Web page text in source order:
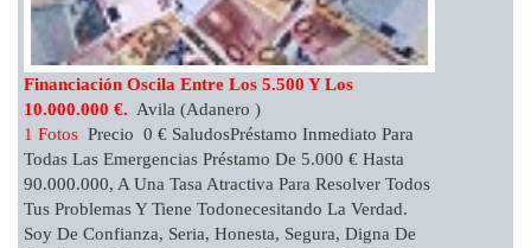
Financiación Oscila Entre Los 5.500 Y Los
10.000.000 €. Avila (Adanero )
1 Fotos Precio 0 € SaludosPréstamo Inmediato Para
Todas Las Emergencias Préstamo De 5.000 € Hasta
90.000.000, A Una Tasa Atractiva Para Resolver Todos
Tus Problemas Y Tiene Todonecesitando La Verdad.
Soy De Confianza, Seria, Honesta, Segura, Digna De